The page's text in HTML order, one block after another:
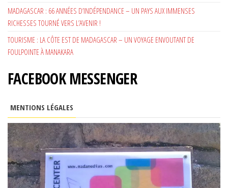
MADAGASCAR : 66 ANNÉES D’INDÉPENDANCE – UN PAYS AUX IMMENSES
RICHESSES TOURNÉ VERS L’AVENIR !
TOURISME : LA CÔTE EST DE MADAGASCAR – UN VOYAGE ENVOUTANT DE
FOULPOINTE À MANAKARA
FACEBOOK MESSENGER
MENTIONS LÉGALES